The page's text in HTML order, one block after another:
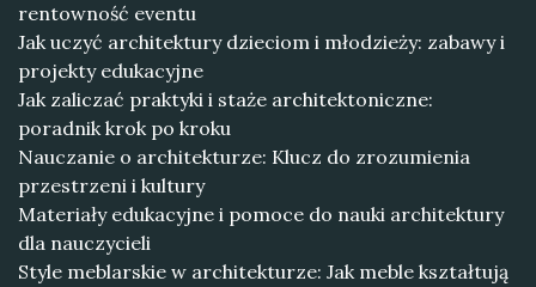
rentowność eventu
Jak uczyć architektury dzieciom i młodzieży: zabawy i
projekty edukacyjne
Jak zaliczać praktyki i staże architektoniczne:
poradnik krok po kroku
Nauczanie o architekturze: Klucz do zrozumienia
przestrzeni i kultury
Materiały edukacyjne i pomoce do nauki architektury
dla nauczycieli
Style meblarskie w architekturze: Jak meble kształtują